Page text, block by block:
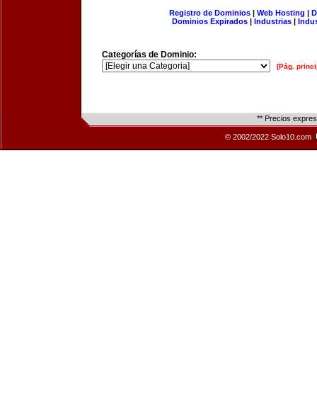
Registro de Dominios| Web Hosting |
Dominios Expirados | Industrias |
Categorías de Dominio:
[Pág.
** Precios
© 2002/2022 Solo10.com